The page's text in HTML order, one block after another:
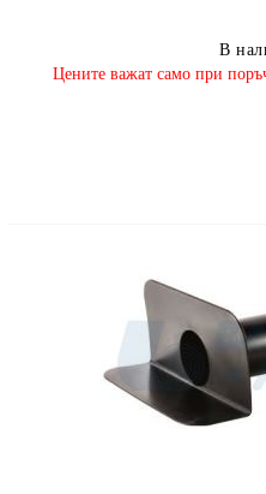
В
​Цените важат само при